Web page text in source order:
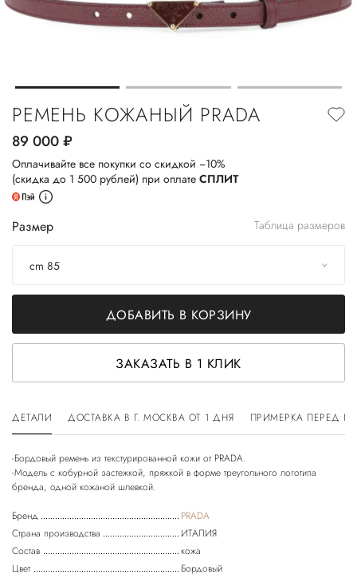
РЕМЕНЬ КОЖАНЫЙ PRADA
89 000руб.
Оплачивайте все покупки со скидкой −10%
(скидка до 1 500 рублей) при оплате СПЛИТ
Размер Таблица размеров
cm 85
ДОБАВИТЬ В КОРЗИНУ
ЗАКАЗАТЬ В 1 КЛИК
ДЕТАЛИ ДОСТАВКА В Г. МОСКВА ОТ 1 ДНЯ ПРИМЕРКА ПЕРЕД
-Бордовый ремень из текстурированной кожи от PRADA.
-Модель с кобурной застежкой, пряжкой в форме треугольного логотипа
Бренд
PRADA
Страна производства
ИТАЛИЯ
Состав
кожа
Цвет
Бордовый